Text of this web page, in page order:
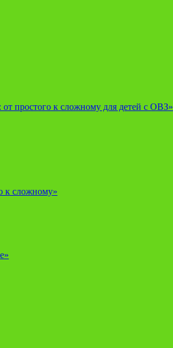
простого к сложному для детей с ОВЗ»
к сложному»